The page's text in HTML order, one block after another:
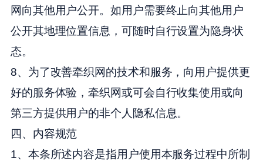
网向其他用户公开。如用户需要终止向其他用户
公开其地理位置信息，可随时自行设置为隐身状
态。
8、为了改善牵织网的技术和服务，向用户提供更
好的服务体验，牵织网或可会自行收集使用或向
第三方提供用户的非个人隐私信息。
四、内容规范
1、本条所述内容是指用户使用本服务过程中所制